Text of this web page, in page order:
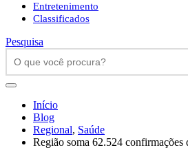
Entretenimento
Classificados
Pesquisa
Início
Blog
Regional, Saúde
Região soma 62.524 confirmações